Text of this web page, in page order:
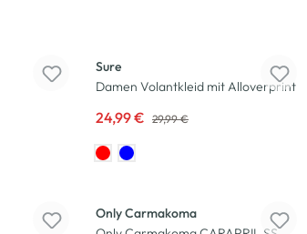
Sure
Damen Volantkleid mit Alloverprint
24,99 € 29,99 €
Only Carmakoma